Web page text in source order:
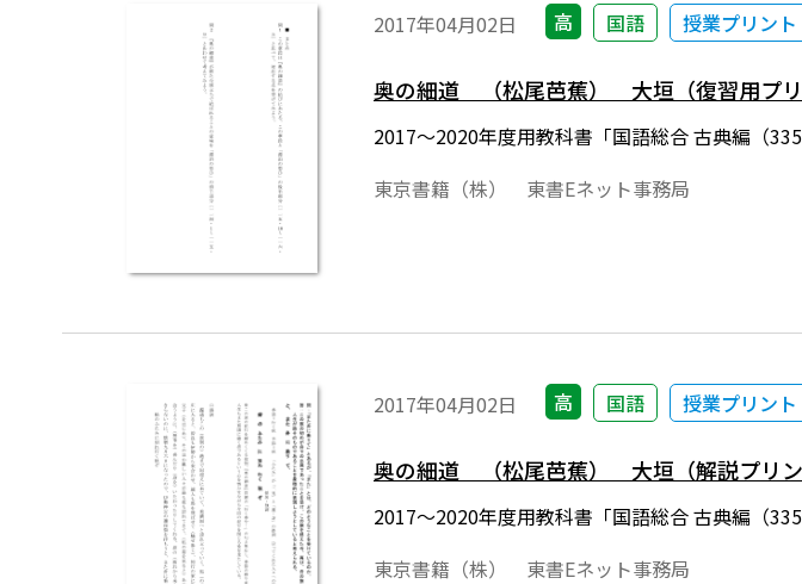
2017年04月02日 高 国語 授業プリン
奥の細道 （松尾芭蕉） 大垣（復習用プリ
2017～2020年度用教科書「国語総合 古典編（
東京書籍（株） 東書Eネット事務局
2017年04月02日 高 国語 授業プリン
奥の細道 （松尾芭蕉） 大垣（解説プリン
2017～2020年度用教科書「国語総合 古典編（
東京書籍（株） 東書Eネット事務局